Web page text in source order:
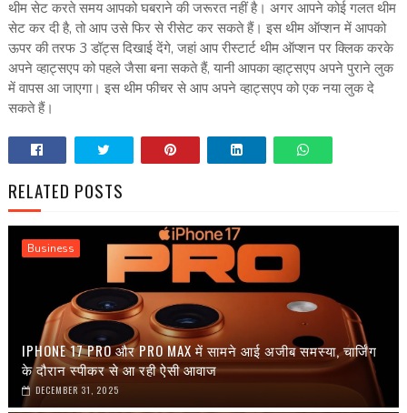
थीम सेट करते समय आपको घबराने की जरूरत नहीं है। अगर आपने कोई गलत थीम
सेट कर दी है, तो आप उसे फिर से रीसेट कर सकते हैं। इस थीम ऑप्शन में आपको
ऊपर की तरफ 3 डॉट्स दिखाई देंगे, जहां आप रीस्टार्ट थीम ऑप्शन पर क्लिक करके
अपने व्हाट्सएप को पहले जैसा बना सकते हैं, यानी आपका व्हाट्सएप अपने पुराने लुक
में वापस आ जाएगा। इस थीम फीचर से आप अपने व्हाट्सएप को एक नया लुक दे
सकते हैं।
RELATED POSTS
Business
IPHONE 17 PRO और PRO MAX में सामने आई अजीब समस्या, चार्जिंग
के दौरान स्पीकर से आ रही ऐसी आवाज
DECEMBER 31, 2025